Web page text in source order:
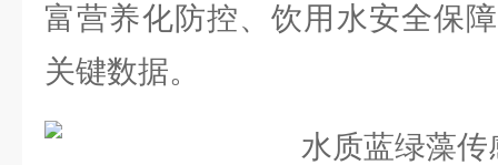
富营养化防控、饮用水安全保
关键数据。